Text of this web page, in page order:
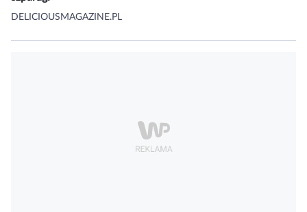
DELICIOUSMAGAZINE.PL